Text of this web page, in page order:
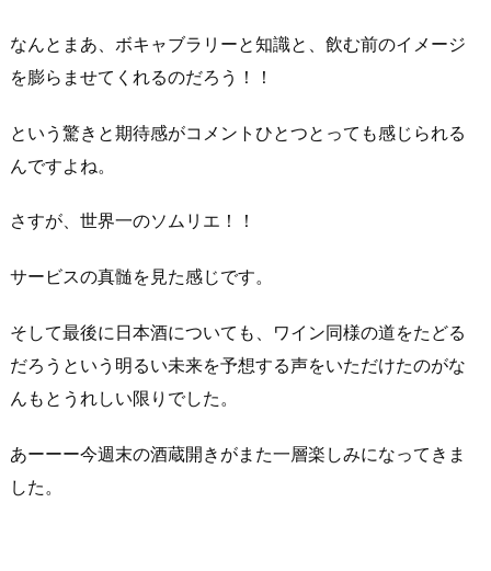
なんとまあ、ボキャブラリーと知識と、飲む前のイメージ
を膨らませてくれるのだろう！！
という驚きと期待感がコメントひとつとっても感じられる
んですよね。
さすが、世界一のソムリエ！！
サービスの真髄を見た感じです。
そして最後に日本酒についても、ワイン同様の道をたどる
だろうという明るい未来を予想する声をいただけたのがな
んもとうれしい限りでした。
あーーー今週末の酒蔵開きがまた一層楽しみになってきま
した。